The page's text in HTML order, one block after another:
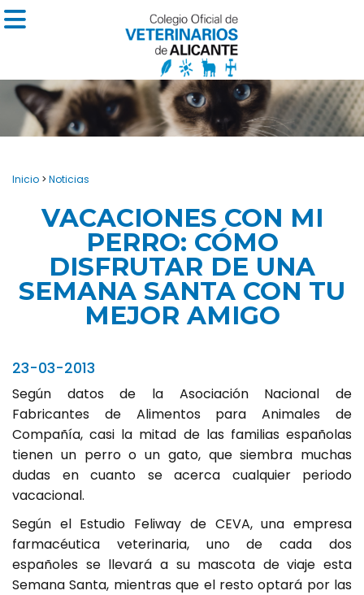
Inicio > Noticias
VACACIONES CON MI
PERRO: CÓMO
DISFRUTAR DE UNA
SEMANA SANTA CON TU
MEJOR AMIGO
23-03-2013
Según datos de la Asociación Nacional de
Fabricantes de Alimentos para Animales de
Compañía, casi la mitad de las familias españolas
tienen un perro o un gato, que siembra muchas
dudas en cuanto se acerca cualquier periodo
vacacional.
Según el Estudio Feliway de CEVA, una empresa
farmacéutica veterinaria, uno de cada dos
españoles se llevará a su mascota de viaje esta
Semana Santa, mientras que el resto optará por las